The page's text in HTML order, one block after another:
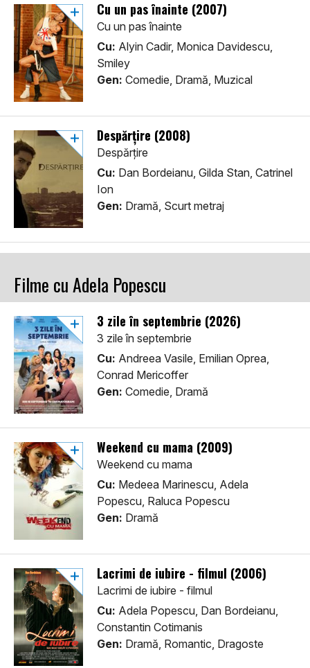
Cu un pas înainte (2007)
Cu un pas înainte
Cu: Alyin Cadir, Monica Davidescu,
Smiley
Gen: Comedie, Dramă, Muzical
Despărțire (2008)
Despărțire
Cu: Dan Bordeianu, Gilda Stan, Catrinel
Ion
Gen: Dramă, Scurt metraj
Filme cu Adela Popescu
3 zile în septembrie (2026)
3 zile în septembrie
Cu: Andreea Vasile, Emilian Oprea,
Conrad Mericoffer
Gen: Comedie, Dramă
Weekend cu mama (2009)
Weekend cu mama
Cu: Medeea Marinescu, Adela
Popescu, Raluca Popescu
Gen: Dramă
Lacrimi de iubire - filmul (2006)
Lacrimi de iubire - filmul
Cu: Adela Popescu, Dan Bordeianu,
Constantin Cotimanis
Gen: Dramă, Romantic, Dragoste